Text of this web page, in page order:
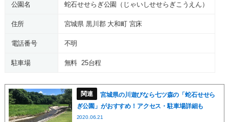
公園名
蛇石せせらぎ公園（じゃいしせせらぎこうえん）
住所 宮城県 黒川郡 大和町 宮床
電話番号 不明
駐車場 無料 25台程
宮城県の川遊びなら七ツ森の「蛇石せせら
ぎ公園」がおすすめ！アクセス・駐車場詳細も
2020.06.21